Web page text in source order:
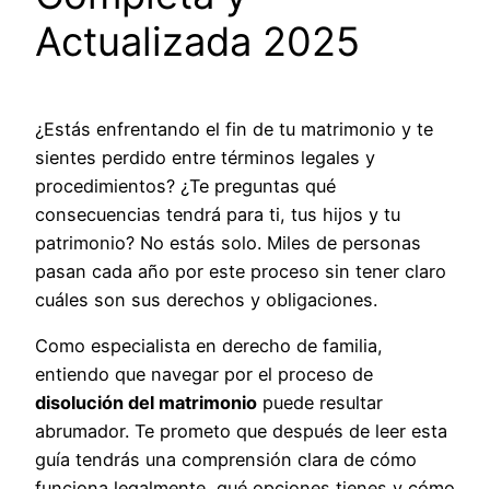
Actualizada 2025
¿Estás enfrentando el fin de tu matrimonio y te
sientes perdido entre términos legales y
procedimientos? ¿Te preguntas qué
consecuencias tendrá para ti, tus hijos y tu
patrimonio? No estás solo. Miles de personas
pasan cada año por este proceso sin tener claro
cuáles son sus derechos y obligaciones.
Como especialista en derecho de familia,
entiendo que navegar por el proceso de
disolución del matrimonio puede resultar
abrumador. Te prometo que después de leer esta
guía tendrás una comprensión clara de cómo